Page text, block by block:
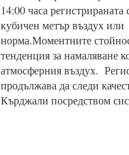
14:00 часа
кубичен метър въздух или
норма.Моментните
тенденция за намаляване
атмосферния въздух.
продължава да следи
Кърджали посредством